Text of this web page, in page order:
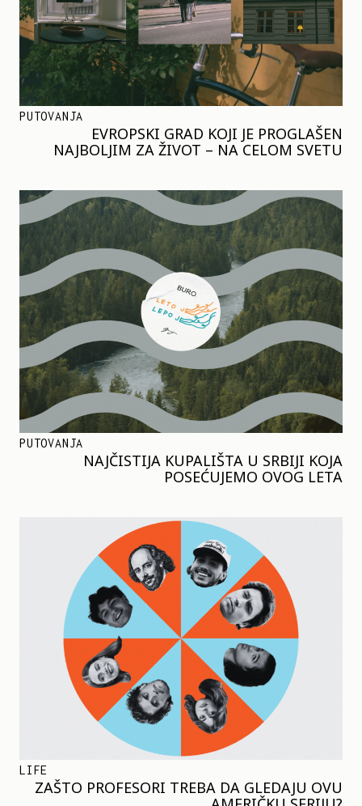
PUTOVANJA
EVROPSKI GRAD KOJI JE PROGLAŠEN
NAJBOLJIM ZA ŽIVOT – NA CELOM SVETU
PUTOVANJA
NAJČISTIJA KUPALIŠTA U SRBIJI KOJA
POSEĆUJEMO OVOG LETA
LIFE
ZAŠTO PROFESORI TREBA DA GLEDAJU OVU